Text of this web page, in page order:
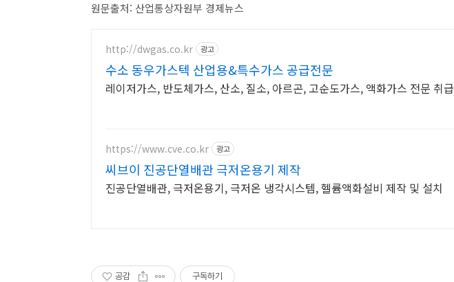
원문출처: 산업통상자원부 경제뉴스
http://dwgas.co.kr 광고
수소 동우가스텍 산업용&특수가스 공급전문
레이저가스, 반도체가스, 산소, 질소, 아르곤, 고순도가스, 액화가스 전문 취급
https://www.cve.co.kr 광고
씨브이 진공단열배관 극저온용기 제작
진공단열배관, 극저온용기, 극저온 냉각시스템, 헬륨액화설비 제작 및 설치
공감 구독하기